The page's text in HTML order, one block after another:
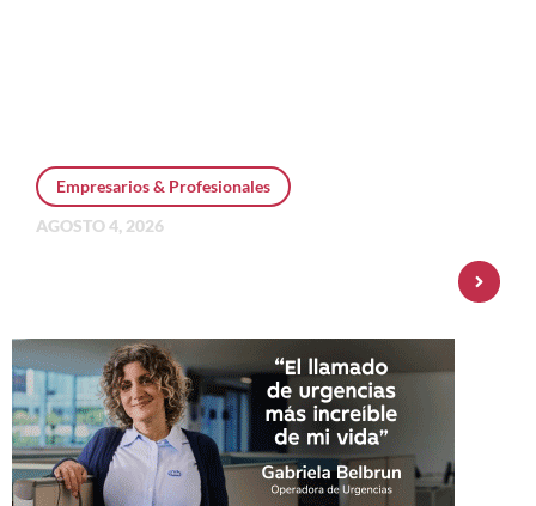
Empresarios & Profesionales
AGOSTO 4, 2026